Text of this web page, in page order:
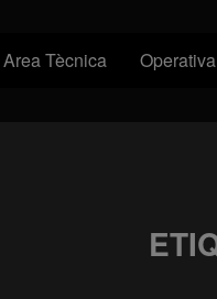
Area Tècnica Operativa